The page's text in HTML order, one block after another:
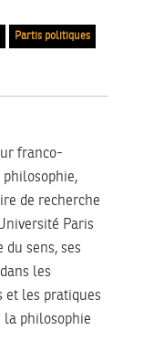
Partis politiques
franco-
de recherche
Paris
du sens, ses
les
et les pratiques
la philosophie